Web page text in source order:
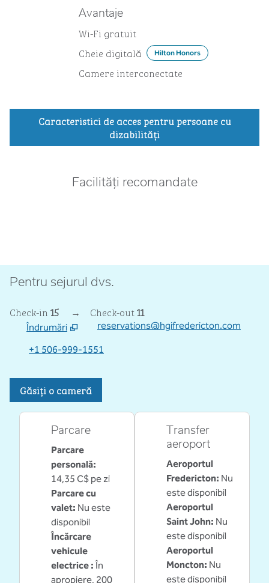
Avantaje
Wi-Fi gratuit
Cheie digitală
Hilton Honors
Camere interconectate
Caracteristici de acces pentru persoane cu
dizabilităţi
Facilități recomandate
CENTRU DE FITNESS
Pentru sejurul dvs.
Check-in 15 → Check-out11
Îndrumări
Deschide o filă nouă
reservations@hgifredericton.com
+1 506-999-1551
Găsiți o cameră
Parcare
Parcare
personală:
14,35 C$ pe zi
Parcare cu
valet: Nu este
disponibil
Încărcare
vehicule
electrice : În
apropiere, 200
Transfer
aeroport
Aeroportul
Fredericton: Nu
este disponibil
Aeroportul
Saint John: Nu
este disponibil
Aeroportul
Moncton: Nu
este disponibil